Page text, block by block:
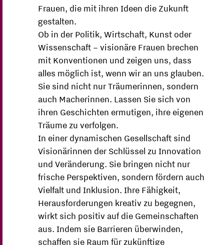
Frauen, die mit ihren Ideen die Zukunft
gestalten.
Ob in der Politik, Wirtschaft, Kunst oder
Wissenschaft – visionäre Frauen brechen
mit Konventionen und zeigen uns, dass
alles möglich ist, wenn wir an uns glauben.
Sie sind nicht nur Träumerinnen, sondern
auch Macherinnen. Lassen Sie sich von
ihren Geschichten ermutigen, ihre eigenen
Träume zu verfolgen.
In einer dynamischen Gesellschaft sind
Visionärinnen der Schlüssel zu Innovation
und Veränderung. Sie bringen nicht nur
frische Perspektiven, sondern fördern auch
Vielfalt und Inklusion. Ihre Fähigkeit,
Herausforderungen kreativ zu begegnen,
wirkt sich positiv auf die Gemeinschaften
aus. Indem sie Barrieren überwinden,
schaffen sie Raum für zukünftige